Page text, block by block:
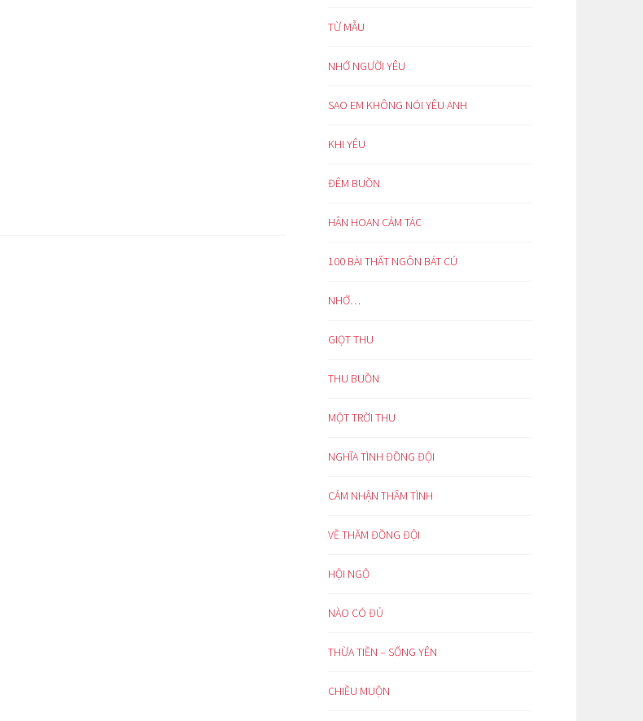
TỪ MẪU
NHỚ NGƯỜI YÊU
SAO EM KHÔNG NÓI YÊU ANH
KHI YÊU
ĐÊM BUỒN
HÂN HOAN CẢM TÁC
100 BÀI THẤT NGÔN BÁT CÚ
NHỚ…
GIỌT THU
THU BUỒN
MỘT TRỜI THU
NGHĨA TÌNH ĐỒNG ĐỘI
CẢM NHẬN THÂM TÌNH
VỀ THĂM ĐỒNG ĐỘI
HỘI NGỘ
NÀO CÓ ĐỦ
THỪA TIỀN – SỐNG YÊN
CHIỀU MUỘN